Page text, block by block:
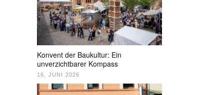
Konvent der Baukultur: Ein
unverzichtbarer Kompass
16. JUNI 2026